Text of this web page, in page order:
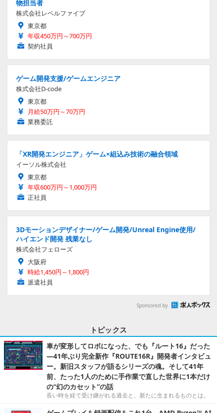
物担当者
株式会社レベルファイブ
東京都
年収450万円～700万円
契約社員
ゲーム開発支援/ゲームエンジニア
株式会社D-code
東京都
月給50万円～70万円
業務委託
「XR開発エンジニア」ゲーム×組込み技術の融合領域
イーソル株式会社
東京都
年収600万円～1,000万円
正社員
3Dモーションデザイナー/ゲーム開発/Unreal Engine使用/
ハイエンド開発 残業なし
株式会社フェローズ
大阪府
時給1,450円～1,800円
派遣社員
Sponsored by
トピックス
車が変形してロボになった、でも『ルート16』だった
―41年ぶり完全新作『ROUTE16R』開発者インタビュ
ー。新旧スタッフが語るシリーズの魂。そして41年
前、たった1人のために手作業で直した世界に1本だけ
の“幻のカセット”の話
長い時を経て受け継がれる過去と、新たに生まれるものとは。